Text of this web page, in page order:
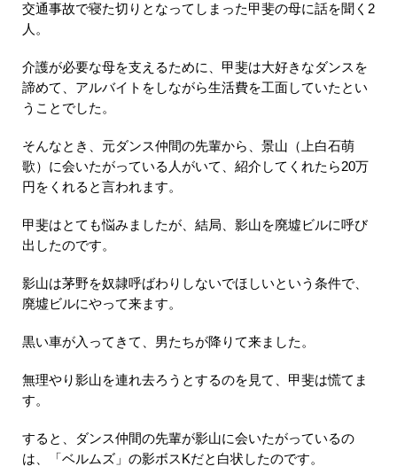
交通事故で寝た切りとなってしまった甲斐の母に話を聞く2
人。
介護が必要な母を支えるために、甲斐は大好きなダンスを
諦めて、アルバイトをしながら生活費を工面していたとい
うことでした。
そんなとき、元ダンス仲間の先輩から、景山（上白石萌
歌）に会いたがっている人がいて、紹介してくれたら20万
円をくれると言われます。
甲斐はとても悩みましたが、結局、影山を廃墟ビルに呼び
出したのです。
影山は茅野を奴隷呼ばわりしないでほしいという条件で、
廃墟ビルにやって来ます。
黒い車が入ってきて、男たちが降りて来ました。
無理やり影山を連れ去ろうとするのを見て、甲斐は慌てま
す。
すると、ダンス仲間の先輩が影山に会いたがっているの
は、「ベルムズ」の影ボスKだと白状したのです。